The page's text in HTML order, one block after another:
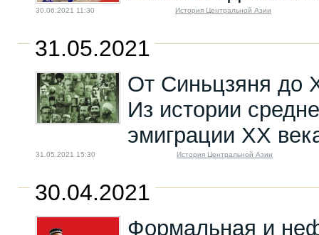
30.06.2021 11:30 История Центральной Азии
31.05.2021
От Синьцзяня до
Из истории
эмиграции ХХ
31.05.2021 15:30 История Центральной Азии
30.04.2021
Формальная и